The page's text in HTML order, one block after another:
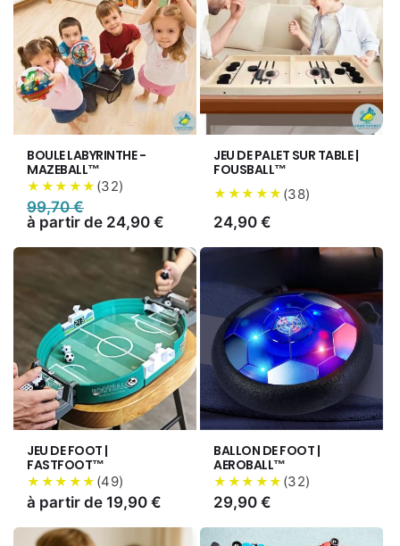
BOULE LABYRINTHE -
MAZEBALL™
★★★★★ (32)
Prix
habituel
99,70 €
promotionnel
à partir de 24,90 €
JEU DE PALET SUR TABLE |
FOUSBALL™
★★★★★ (38)
Prix
24,90 €
JEU DE FOOT |
FASTFOOT™
★★★★★ (49)
Prix
à partir de 19,90 €
BALLON DE FOOT |
AEROBALL™
★★★★★ (32)
Prix
29,90 €